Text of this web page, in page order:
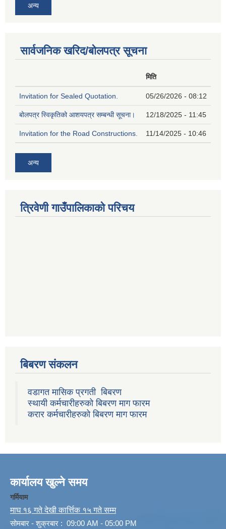
अन्य
सार्वजनिक खरिद/बोलपत्र सूचना
मिति
Invitation for Sealed Quotation. 05/26/2026 - 08:12
बोलपत्र स्विकृतिको आशयपत्र सम्बन्धी सूचना। 12/18/2025 - 11:45
Invitation for the Road Constructions. 11/14/2025 - 10:46
अन्य
त्रिवेणी गाउँपालिकाको परिचय
बिबरण संकलन
वडागत मासिक प्रगती बिबरण
स्थायी कर्मचारीहरुको बिबरण माग फारम
करार कर्मचारीहरुको बिबरण माग फारम
कार्यालय खुल्ने समय
गर्मियाम
माघ १६ गते देखी कार्त्तिक १५ गते सम्म
सोमबार - शुक्रबार : 09:00 AM - 05:00 PM